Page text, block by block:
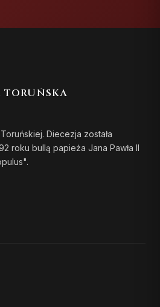
TORUŃSKA
Diecezja została
roku bullą papieża Jana Pawła II